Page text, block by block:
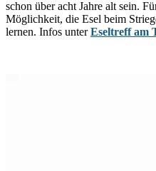
schon über acht Jahre alt sein.
Möglichkeit, die Esel beim
lernen. Infos unterEseltreff am